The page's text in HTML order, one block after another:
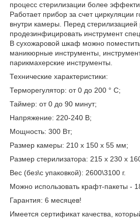
процесс стерилизации более
Работает прибор за счет циркуляции
внутри камеры. Перед стерилизацией
продезинфицировать инструмент
В сухожаровой шкаф можно
маникюрные инструменты,
парикмахерские инструменты.
Технические характеристики:
Терморегулятор: от 0 до 200 ° C;
Таймер: от 0 до 90 минут;
Напряжение: 220-240 В;
Мощность: 300 Вт;
Размер камеры: 210 х 150 х 55 мм;
Размер стерилизатора: 215 x 230 x
Вес (без\с упаковкой): 2600\3100 г.
Можно использовать крафт-пакеты -
Гарантия: 6 месяцев!
Имеется сертификат качества,